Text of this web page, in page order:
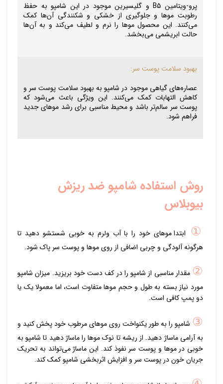
پرو-ویتامین B5 و گلیسیرین موجود در این شامپو به حفظ
رطوبت موها و جلوگیری از خشکی و شکنندگی آن‌ها کمک
می‌کنند. این محصول موها را نرم و لطیف می‌کند و به آن‌ها
حالت ابریشمی می‌بخشد.
بهبود سلامت پوست سر:
عصاره‌های گیاهی موجود در شامپو به بهبود سلامت پوست سر و
کاهش التهابات کمک می‌کنند. این ویژگی باعث می‌شود که
پوست سر سالم‌تر باشد و محیط مناسبی برای رشد موهای جدید
فراهم شود.
روش استفاده شامپو ضد ریزش
بیوبلاس
① ابتدا موهای خود را با آب ولرم به خوبی شستشو دهید تا
هرگونه آلودگی و چربی اضافی از روی موها و پوست سر پاک شود.
② مقدار مناسبی از شامپو را در کف دست خود بریزید. میزان شامپو
مورد نیاز بسته به طول و حجم موها متفاوت است، اما معمولا یک یا
دو پمپ کافی است.
③ شامپو را به طور یکنواخت روی موهای مرطوب خود پخش کنید و
به آرامی ماساژ دهید. از ریشه تا نوک موها را ماساژ دهید تا شامپو به
خوبی در موها و پوست سر نفوذ کند. این ماساژ می‌تواند به تحریک
جریان خون در پوست سر و افزایش اثربخشی شامپو کمک کند.